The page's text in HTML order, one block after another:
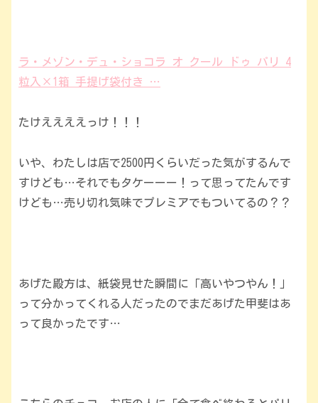
ラ・メゾン・デュ・ショコラ オ クール ドゥ パリ 4
粒入×1箱 手提げ袋付き …
たけええええっけ！！！
いや、わたしは店で2500円くらいだった気がするんで
すけども…それでもタケーーー！って思ってたんです
けども…売り切れ気味でプレミアでもついてるの？？
あげた殿方は、紙袋見せた瞬間に「高いやつやん！」
って分かってくれる人だったのでまだあげた甲斐はあ
って良かったです…